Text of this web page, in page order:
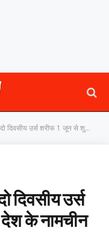
शरीफ 1 जून से शुरू, जुटेंगे देश के नामचीन कव्वाल
दिवसीय उर्स
के नामचीन